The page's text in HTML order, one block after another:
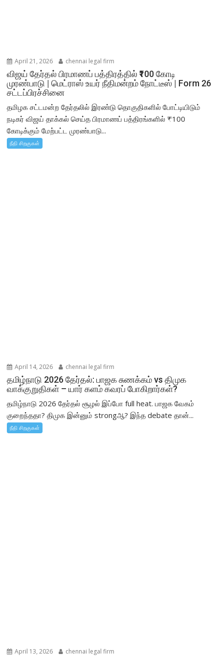
April 21, 2026 chennai legal firm
விஜய் தேர்தல் பிரமாணப் பத்திரத்தில் ₹100 கோடி
முரண்பாடு | மெட்ராஸ் உயர் நீதிமன்றம் நோட்டீஸ் | Form 26
சட்டப்பிரச்சினை
தமிழக சட்டமன்ற தேர்தலில் இரண்டு தொகுதிகளில் போட்டியிடும்
நடிகர் விஜய் தாக்கல் செய்த பிரமாணப் பத்திரங்களில் ₹100
கோடிக்கும் மேற்பட்ட முரண்பாடு...
நீதி சிறகுகள்
April 14, 2026 chennai legal firm
தமிழ்நாடு 2026 தேர்தல்: பாஜக சுணக்கம் vs திமுக
வாக்குறுதிகள் – யார் களம் கவரப் போகிறார்கள்?
தமிழ்நாடு 2026 தேர்தல் சூழல் இப்போ full heat. பாஜக வேகம்
குறைந்ததா? திமுக இன்னும் strongஆ? இந்த debate தான்...
நீதி சிறகுகள்
April 13, 2026 chennai legal firm